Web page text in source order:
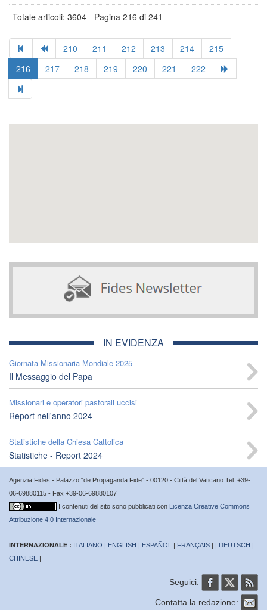
Totale articoli: 3604 - Pagina 216 di 241
210 211 212 213 214
215
216
217 218 219 220 221 222
IN EVIDENZA
Giornata Missionaria Mondiale 2025
Il Messaggio del Papa
Missionari e operatori pastorali uccisi
Report nell'anno 2024
Statistiche della Chiesa Cattolica
Statistiche - Report 2024
Agenzia Fides - Palazzo “de Propaganda Fide” - 00120 - Città del Vaticano Tel. +39-
06-69880115 - Fax +39-06-69880107
I contenuti del sito sono pubblicati con Licenza Creative Commons
Attribuzione 4.0 Internazionale
INTERNAZIONALE : ITALIANO | ENGLISH | ESPAÑOL | FRANÇAIS | | DEUTSCH |
CHINESE |
Seguici:
Contatta la redazione: